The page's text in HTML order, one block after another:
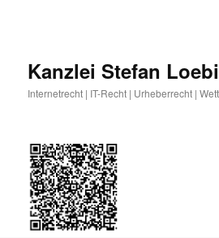
Kanzlei Stefan
Internetrecht | IT-Recht | Urheberrecht |